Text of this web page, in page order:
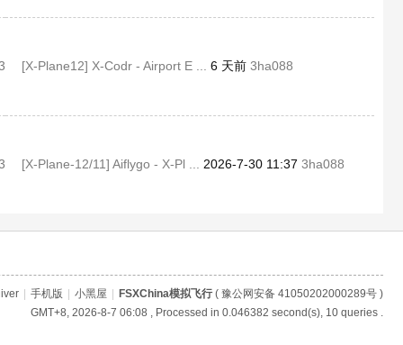
[X-Plane12] X-Codr - Airport E ... 6 天前 3ha088
[X-Plane-12/11] Aiflygo - X-Pl ... 2026-7-30 11:37 3ha088
手机版 小黑屋 FSXChina模拟飞行( 豫公网安备 41050202000289号 )
GMT+8, 2026-8-7 06:08 , Processed in 0.046382 second(s), 10 queries .